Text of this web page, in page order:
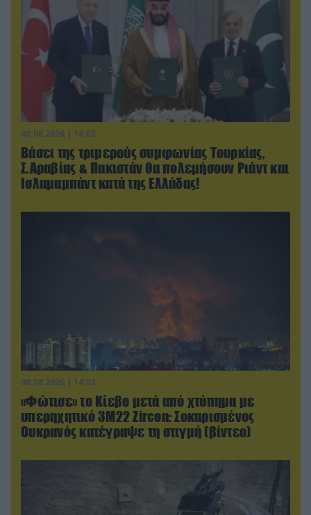
08.08.2026 | 18:02
Βάσει της τριμερούς συμφωνίας Τουρκίας,
Σ.Αραβίας & Πακιστάν θα πολεμήσουν Ριάντ και
Ισλαμαμπάντ κατά της Ελλάδας!
08.08.2026 | 14:02
«Φώτισε» το Κίεβο μετά από χτύπημα με
υπερηχητικό 3M22 Zircon: Σοκαρισμένος
Ουκρανός κατέγραψε τη στιγμή (βίντεο)